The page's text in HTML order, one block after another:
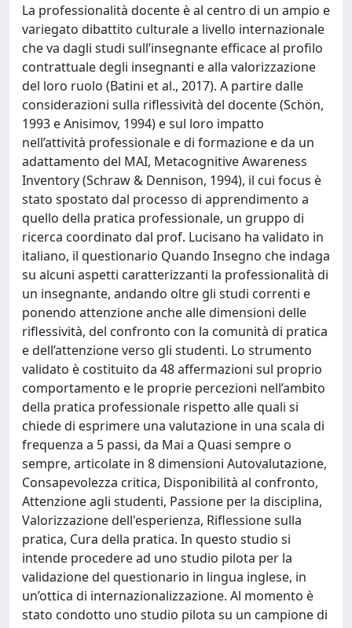
La professionalità docente è al centro di un ampio e
variegato dibattito culturale a livello internazionale
che va dagli studi sull’insegnante efficace al profilo
contrattuale degli insegnanti e alla valorizzazione
del loro ruolo (Batini et al., 2017). A partire dalle
considerazioni sulla riflessività del docente (Schön,
1993 e Anisimov, 1994) e sul loro impatto
nell’attività professionale e di formazione e da un
adattamento del MAI, Metacognitive Awareness
Inventory (Schraw & Dennison, 1994), il cui focus è
stato spostato dal processo di apprendimento a
quello della pratica professionale, un gruppo di
ricerca coordinato dal prof. Lucisano ha validato in
italiano, il questionario Quando Insegno che indaga
su alcuni aspetti caratterizzanti la professionalità di
un insegnante, andando oltre gli studi correnti e
ponendo attenzione anche alle dimensioni delle
riflessività, del confronto con la comunità di pratica
e dell’attenzione verso gli studenti. Lo strumento
validato è costituito da 48 affermazioni sul proprio
comportamento e le proprie percezioni nell’ambito
della pratica professionale rispetto alle quali si
chiede di esprimere una valutazione in una scala di
frequenza a 5 passi, da Mai a Quasi sempre o
sempre, articolate in 8 dimensioni Autovalutazione,
Consapevolezza critica, Disponibilità al confronto,
Attenzione agli studenti, Passione per la disciplina,
Valorizzazione dell'esperienza, Riflessione sulla
pratica, Cura della pratica. In questo studio si
intende procedere ad uno studio pilota per la
validazione del questionario in lingua inglese, in
un’ottica di internazionalizzazione. Al momento è
stato condotto uno studio pilota su un campione di